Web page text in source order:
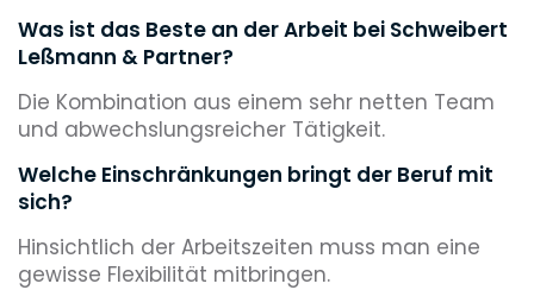
Was ist das Beste an der Arbeit bei Schweibert
Leßmann & Partner?
Die Kombination aus einem sehr netten Team
und abwechslungsreicher Tätigkeit.
Welche Einschränkungen bringt der Beruf mit
sich?
Hinsichtlich der Arbeitszeiten muss man eine
gewisse Flexibilität mitbringen.